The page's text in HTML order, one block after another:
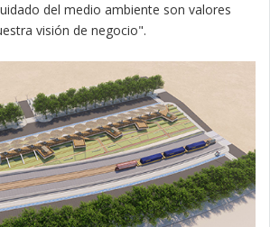
del medio ambiente son valores
visión de negocio".